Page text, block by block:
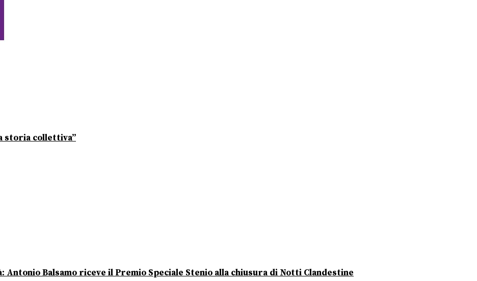
storia collettiva”
Balsamo riceve il Premio Speciale Stenio alla chiusura di Notti Clandestine